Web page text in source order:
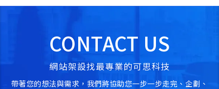
CONTACT US
網站架設找最專業的可思科技
帶著您的想法與需求，我們將協助您一步一步走完、企劃、